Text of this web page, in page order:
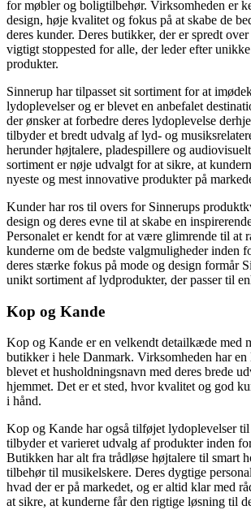
for møbler og boligtilbehør. Virksomheden er
design, høje kvalitet og fokus på at skabe de
deres kunder. Deres butikker, der er spredt
vigtigt stoppested for alle, der leder efter
produkter.
Sinnerup har tilpasset sit sortiment for at
lydoplevelser og er blevet en anbefalet
der ønsker at forbedre deres lydoplevelse
tilbyder et bredt udvalg af lyd- og
herunder højtalere, pladespillere og
sortiment er nøje udvalgt for at sikre, at
nyeste og mest innovative produkter på
Kunder har ros til overs for Sinnerups
design og deres evne til at skabe en
Personalet er kendt for at være glimrende til at
kunderne om de bedste valgmuligheder inden
deres stærke fokus på mode og design formår
unikt sortiment af lydprodukter, der passer til
Kop og Kande
Kop og Kande er en velkendt detailkæde med
butikker i hele Danmark. Virksomheden har en
blevet et husholdningsnavn med deres brede
hjemmet. Det er et sted, hvor kvalitet og god
i hånd.
Kop og Kande har også tilføjet lydoplevelser til
tilbyder et varieret udvalg af produkter inden
Butikken har alt fra trådløse højtalere til smart
tilbehør til musikelskere. Deres dygtige
hvad der er på markedet, og er altid klar med
at sikre, at kunderne får den rigtige løsning til